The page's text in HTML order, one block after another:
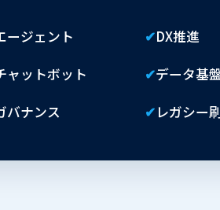
ージェント ✔DX推進
ャットボット ✔データ基
バナンス ✔ レガシー